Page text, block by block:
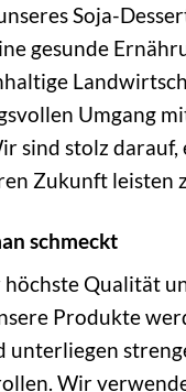
Soja-
gesunde
Umgang
sind stolz
Zukunft leisten
schmeckt
Qualität
Produkte
unterliegen
Wir